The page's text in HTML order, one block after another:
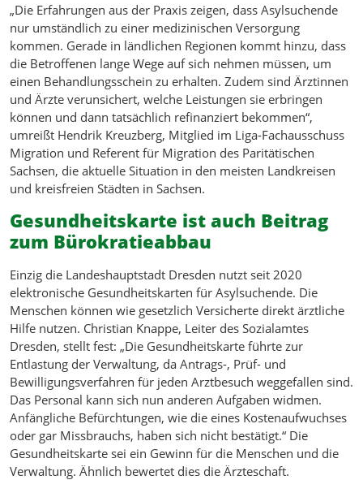
„Die Erfahrungen aus der Praxis zeigen, dass Asylsuchende
nur umständlich zu einer medizinischen Versorgung
kommen. Gerade in ländlichen Regionen kommt hinzu, dass
die Betroffenen lange Wege auf sich nehmen müssen, um
einen Behandlungsschein zu erhalten. Zudem sind Ärztinnen
und Ärzte verunsichert, welche Leistungen sie erbringen
können und dann tatsächlich refinanziert bekommen“,
umreißt Hendrik Kreuzberg, Mitglied im Liga-Fachausschuss
Migration und Referent für Migration des Paritätischen
Sachsen, die aktuelle Situation in den meisten Landkreisen
und kreisfreien Städten in Sachsen.
Gesundheitskarte ist auch Beitrag
zum Bürokratieabbau
Einzig die Landeshauptstadt Dresden nutzt seit 2020
elektronische Gesundheitskarten für Asylsuchende. Die
Menschen können wie gesetzlich Versicherte direkt ärztliche
Hilfe nutzen. Christian Knappe, Leiter des Sozialamtes
Dresden, stellt fest: „Die Gesundheitskarte führte zur
Entlastung der Verwaltung, da Antrags-, Prüf- und
Bewilligungsverfahren für jeden Arztbesuch weggefallen sind.
Das Personal kann sich nun anderen Aufgaben widmen.
Anfängliche Befürchtungen, wie die eines Kostenaufwuchses
oder gar Missbrauchs, haben sich nicht bestätigt.“ Die
Gesundheitskarte sei ein Gewinn für die Menschen und die
Verwaltung. Ähnlich bewertet dies die Ärzteschaft.